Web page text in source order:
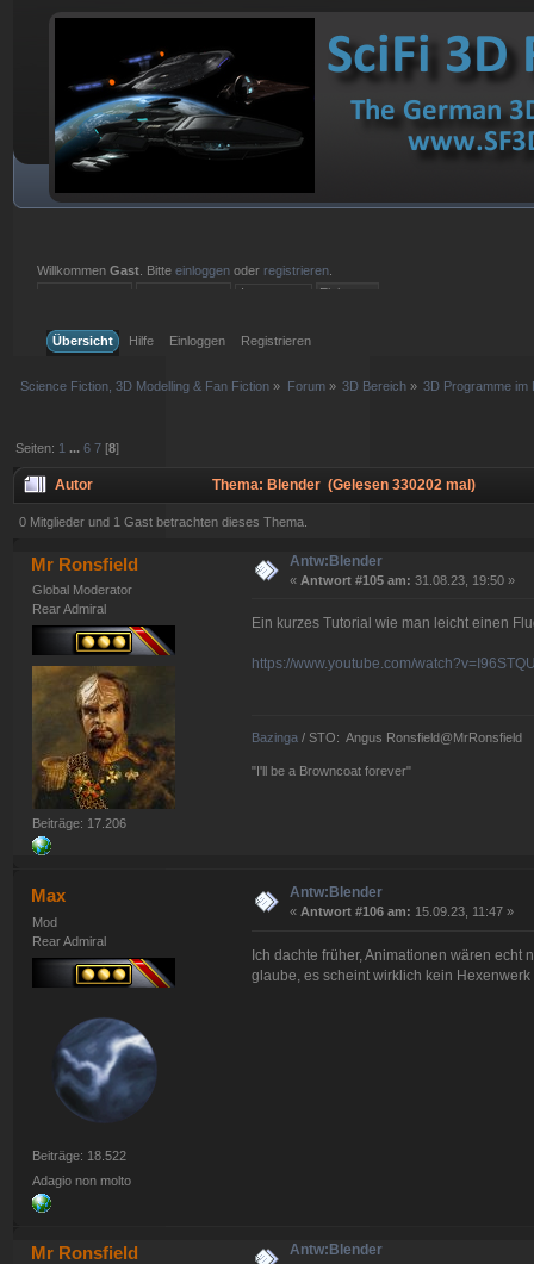
WillkommenGast . Bitteeinloggen oder registrieren
Übersicht
Hilfe Einloggen Registrieren
Science Fiction, 3D Modelling & Fan Fiction » Forum» 3D Bereich » 3D Programme im
Seiten: 1 ...6 7 [8]
Autor Thema: Blender (Gelesen 330202 mal)
0 Mitglieder und 1 Gast betrachten dieses Thema.
Mr Ronsfield
Global Moderator
Rear Admiral
Beiträge: 17.206
Antw:Blender
« Antwort #105 am: 31.08.23, 19:50 »
Ein kurzes Tutorial wie man leicht einen
https://www.youtube.com/
Bazinga/ STO: Angus Ronsfield@MrRonsfield
"I'll be a Browncoat forever"
Max
Mod
Rear Admiral
Beiträge: 18.522
Adagio non molto
Antw:Blender
« Antwort #106 am: 15.09.23, 11:47 »
Ich dachte früher, Animationen wären
glaube, es scheint wirklich kein
Mr Ronsfield Antw:Blender